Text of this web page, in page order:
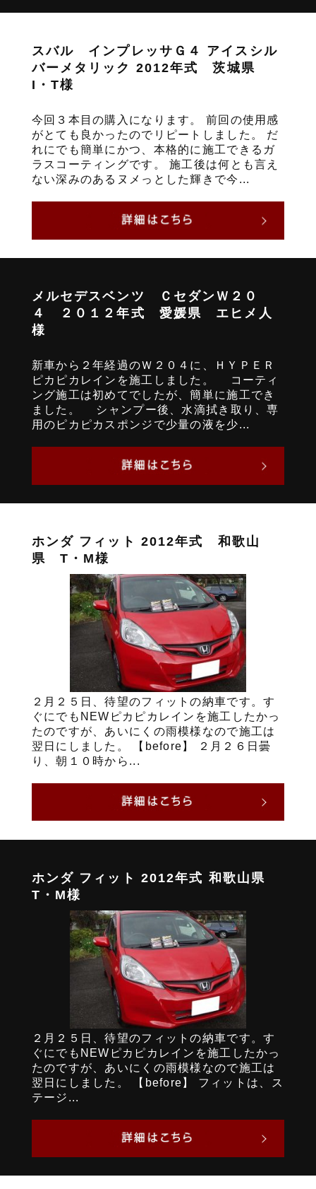
スバル インプレッサＧ４ アイスシル
バーメタリック 2012年式 茨城県
I・T様
今回３本目の購入になります。 前回の使用感
がとても良かったのでリピートしました。 だ
れにでも簡単にかつ、本格的に施工できるガ
ラスコーティングです。 施工後は何とも言え
ない深みのあるヌメっとした輝きで今...
メルセデスベンツ ＣセダンＷ２０
４ ２０１２年式 愛媛県 エヒメ人
様
新車から２年経過のＷ２０４に、ＨＹＰＥＲ
ピカピカレインを施工しました。 コーティ
ング施工は初めてでしたが、簡単に施工でき
ました。 シャンプー後、水滴拭き取り、専
用のピカピカスポンジで少量の液を少...
ホンダ フィット 2012年式 和歌山
県 T・M様
２月２５日、待望のフィットの納車です。す
ぐにでもNEWピカピカレインを施工したかっ
たのですが、あいにくの雨模様なので施工は
翌日にしました。 【before】 ２月２６日曇
り、朝１０時から...
ホンダ フィット 2012年式 和歌山県
T・M様
２月２５日、待望のフィットの納車です。す
ぐにでもNEWピカピカレインを施工したかっ
たのですが、あいにくの雨模様なので施工は
翌日にしました。 【before】 フィットは、ス
テージ...